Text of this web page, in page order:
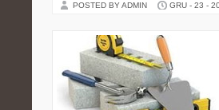
POSTED BY ADMIN GRU - 23 -